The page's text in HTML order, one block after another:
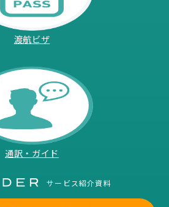
渡航ビザ
通訳・ガイド
サービス紹介資料